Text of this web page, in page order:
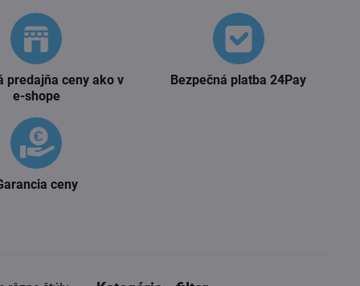
predajňa ceny ako v
e-shope
Bezpečná platba 24Pay
ceny